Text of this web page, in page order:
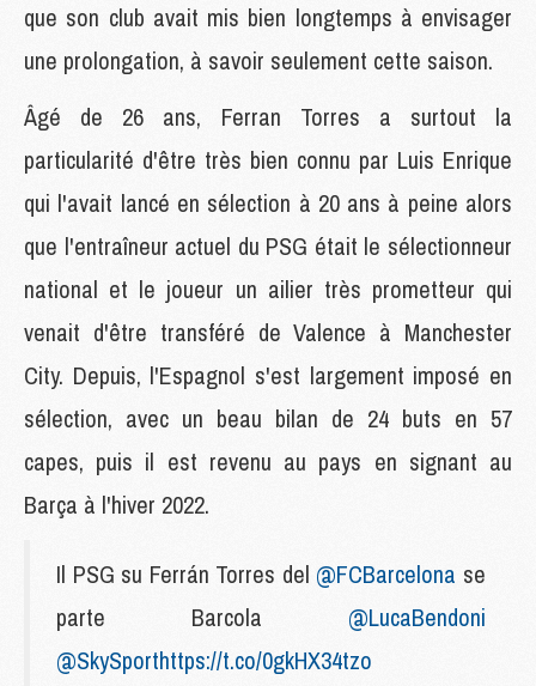
que son club avait mis bien longtemps à envisager
une prolongation, à savoir seulement cette saison.
Âgé de 26 ans, Ferran Torres a surtout la
particularité d'être très bien connu par Luis Enrique
qui l'avait lancé en sélection à 20 ans à peine alors
que l'entraîneur actuel du PSG était le sélectionneur
national et le joueur un ailier très prometteur qui
venait d'être transféré de Valence à Manchester
City. Depuis, l'Espagnol s'est largement imposé en
sélection, avec un beau bilan de 24 buts en 57
capes, puis il est revenu au pays en signant au
Barça à l'hiver 2022.
Il PSG su Ferrán Torres del @FCBarcelona se
parte Barcola @LucaBendoni
@SkySporthttps://t.co/0gkHX34tzo